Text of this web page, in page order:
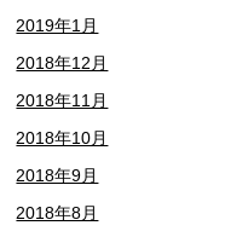
2019年1月
2018年12月
2018年11月
2018年10月
2018年9月
2018年8月